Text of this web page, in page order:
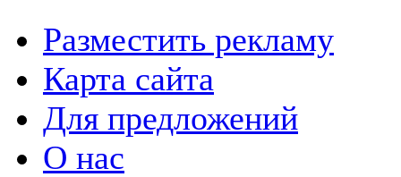
Разместить рекламу
Карта сайта
Для предложений
О нас